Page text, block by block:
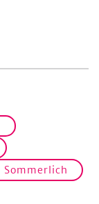
Sommerlich